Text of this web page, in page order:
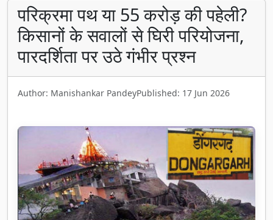
परिक्रमा पथ या 55 करोड़ की पहेली?
किसानों के सवालों से घिरी परियोजना,
पारदर्शिता पर उठे गंभीर प्रश्न
Author: Manishankar PandeyPublished: 17 Jun 2026